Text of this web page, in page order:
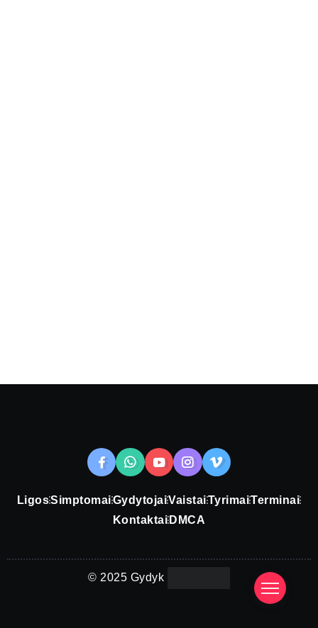
LigosSimptomaiGydytojaiVaistaiTyrimaiTerminai
Kontaktai DMCA
© 2025 Gydyk